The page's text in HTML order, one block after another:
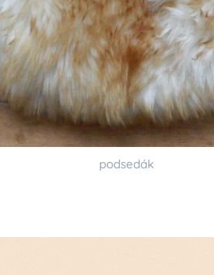
podsedák
kožušinový podsedák